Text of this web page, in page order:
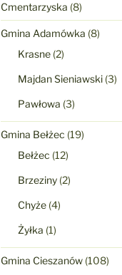
Cmentarzyska (8)
Gmina Adamówka (8)
Krasne(2)
Majdan Sieniawski(3)
Pawłowa (3)
Gmina Bełżec (19)
Bełżec (12)
Brzeziny(2)
Chyże(4)
Żyłka (1)
Gmina Cieszanów(108)